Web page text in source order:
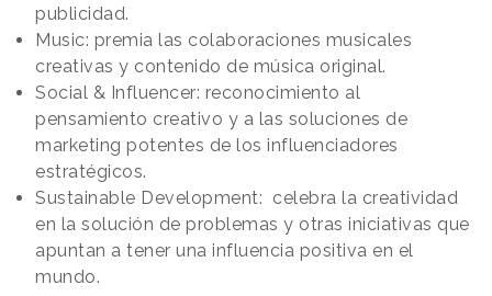
publicidad.
Music: premia las colaboraciones musicales
creativas y contenido de música original.
Social & Influencer: reconocimiento al
pensamiento creativo y a las soluciones de
marketing potentes de los influenciadores
estratégicos.
Sustainable Development: celebra la creatividad
en la solución de problemas y otras iniciativas que
apuntan a tener una influencia positiva en el
mundo.